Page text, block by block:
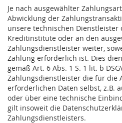
Je nach ausgewählter
Abwicklung der
unsere technischen
Kreditinstitute oder an den
Zahlungsdienstleister weiter,
Zahlung erforderlich ist. Dies
gemäß Art. 6 Abs. 1 S. 1 lit. b
Zahlungsdienstleister die für die
erforderlichen Daten selbst, z.B.
oder über eine technische
gilt insoweit die
Zahlungsdienstleisters.